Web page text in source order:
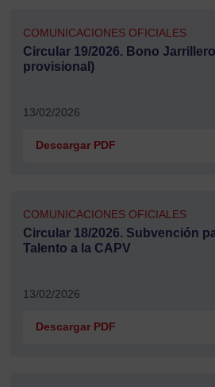
COMUNICACIONES OFICIALES
Circular 19/2026. Bono
provisional)
13/02/2026
Descargar PDF
COMUNICACIONES OFICIALES
Circular 18/2026. Subvención
Talento a la CAPV
13/02/2026
Descargar PDF